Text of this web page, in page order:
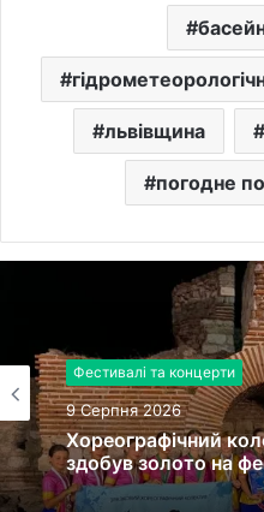
львівщина
погодне
Фестивалі та концерти
9 Серпня 2026
Хореографічний
здобув золото на